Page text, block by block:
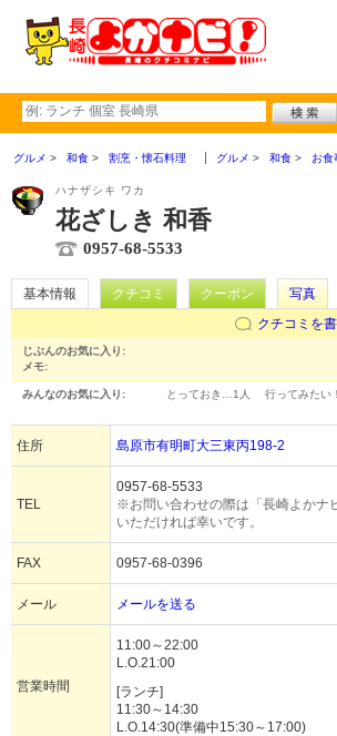
グルメ 和食 割烹・懐石料理 グルメ 和食 お食
ハナザシキ ワカ
花ざしき 和香
0957-68-5533
基本情報 クチコミ クーポン
写真
クチコミを書
じぶんのお気に入り:
メモ:
みんなのお気に入り: とっておき… 1人 行ってみたい
住所 島原市有明町大三東丙198-2
TEL
0957-68-5533
※お問い合わせの際は「長崎よかナ
いただければ幸いです。
FAX 0957-68-0396
メール メールを送る
営業時間
11:00～22:00
L.O.21:00
[ランチ]
11:30～14:30
L.O.14:30(準備中15:30～17:00)